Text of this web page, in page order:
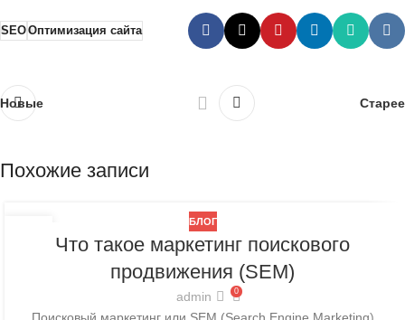
SEOОптимизация сайта
Новые Старее
Похожие записи
БЛОГ
Что такое маркетинг поискового
продвижения (SEM)
admin 0